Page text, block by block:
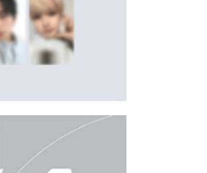
註冊。若發現惡意使用之情
戶之使用額度並採取法律行